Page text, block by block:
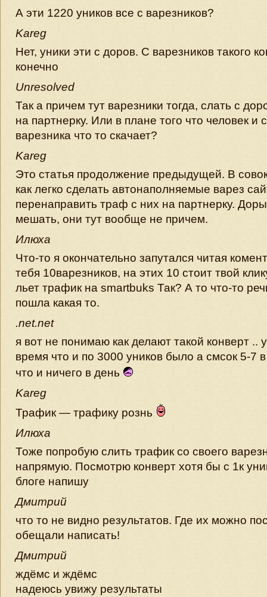
А эти 1220 уников все с варезников?
Kareg
Нет, уники эти с доров. С варезников такого
конечно
Unresolved
Так а причем тут варезники тогда, слать с
на партнерку. Или в плане того что человек и
варезника что то скачает?
Kareg
Это статья продолжение предыдущей. В
как легко сделать автонаполняемые варез
перенаправить траф с них на партнерку.
мешать, они тут вообще не причем.
Илюха
Что-то я окончательно запутался читая
тебя 10варезников, на этих 10 стоит твой
льет трафик на smartbuks Так? А то что-то
пошла какая то.
.net.net
я вот не понимаю как делают такой конверт ..
время что и по 3000 уников было а смсок 5-7
что и ничего в день
Kareg
Трафик — трафику рознь
Илюха
Тоже попробую слить трафик со своего
напрямую. Посмотрю конверт хотя бы с 1к
блоге напишу
Дмитрий
что то не видно результатов. Где их можно
обещали написать!
Дмитрий
ждёмс и ждёмс
надеюсь увижу результаты